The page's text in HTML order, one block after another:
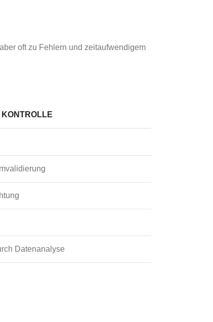
oft zu Fehlern und zeitaufwendigem
Datenanalyse